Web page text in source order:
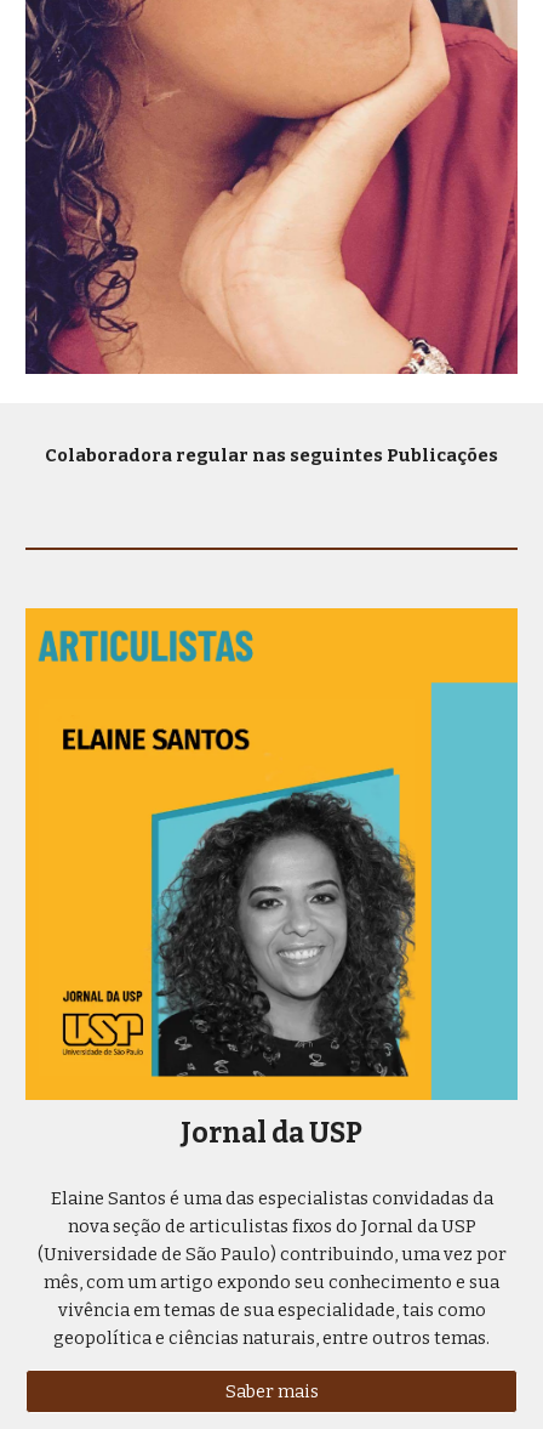
Colaboradora regular nas seguintes Publicações
Jornal da USP
Elaine Santos é uma das especialistas convidadas da
nova seção de articulistas fixos do Jornal da USP
(Universidade de São Paulo) contribuindo, uma vez por
mês, com um artigo expondo seu conhecimento e sua
vivência em temas de sua especialidade, tais como
geopolítica e ciências naturais, entre outros temas.
Saber mais